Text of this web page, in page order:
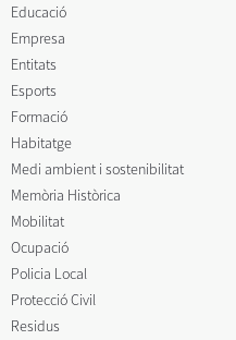
Educació
Empresa
Entitats
Esports
Formació
Habitatge
Medi ambient i sostenibilitat
Memòria Històrica
Mobilitat
Ocupació
Policia Local
Protecció Civil
Residus